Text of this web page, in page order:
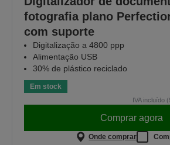
fotografia plano
com suporte
Digitalização a 4800 ppp
Alimentação USB
30% de plástico reciclado
Em stock
IVA incluído
Comprar agora
Onde comprar